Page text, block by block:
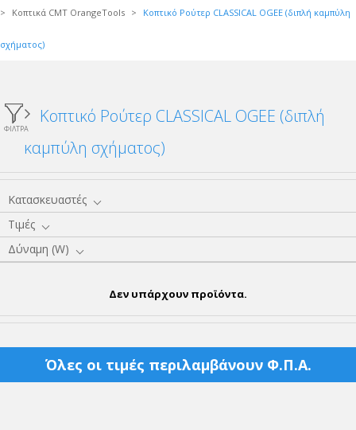
> Κοπτικά CMT OrangeTools > Κοπτικό Ρούτερ CLASSICAL OGEE (διπλή καμπύλη
σχήματος)
ΦΙΛΤΡΑ
Κοπτικό Ρούτερ CLASSICAL OGEE (διπλή
καμπύλη σχήματος)
Κατασκευαστές
Τιμές
Δύναμη (W)
Δεν υπάρχουν προϊόντα.
Όλες οι τιμές περιλαμβάνουν Φ.Π.Α.